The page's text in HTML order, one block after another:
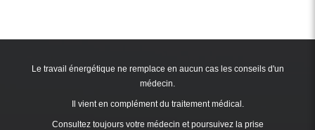
Le travail énergétique ne remplace en aucun cas les conseils d'un
médecin.
Il vient en complément du traitement médical.
Consultez toujours votre médecin et poursuivez la prise